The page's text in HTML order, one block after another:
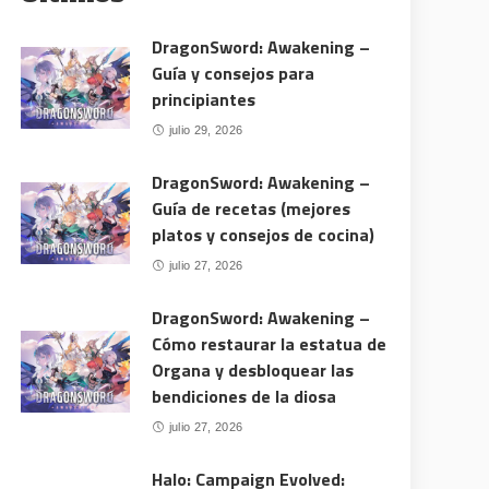
DragonSword: Awakening –
Guía y consejos para
principiantes
julio 29, 2026
DragonSword: Awakening –
Guía de recetas (mejores
platos y consejos de cocina)
julio 27, 2026
DragonSword: Awakening –
Cómo restaurar la estatua de
Organa y desbloquear las
bendiciones de la diosa
julio 27, 2026
Halo: Campaign Evolved: